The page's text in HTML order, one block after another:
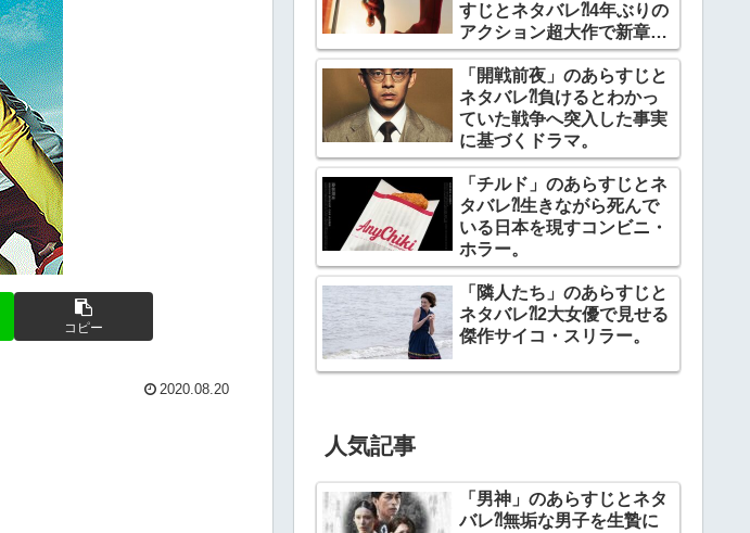
コピー
2020.08.20
すじとネタバレ⁈4年ぶりの
アクション超大作で新章開
幕。
「開戦前夜」のあらすじと
ネタバレ⁈負けるとわかっ
ていた戦争へ突入した事実
に基づくドラマ。
「チルド」のあらすじとネ
タバレ⁈生きながら死んで
いる日本を現すコンビニ・
ホラー。
「隣人たち」のあらすじと
ネタバレ⁈2大女優で見せる
傑作サイコ・スリラー。
人気記事
「男神」のあらすじとネタ
バレ⁈無垢な男子を生贄に